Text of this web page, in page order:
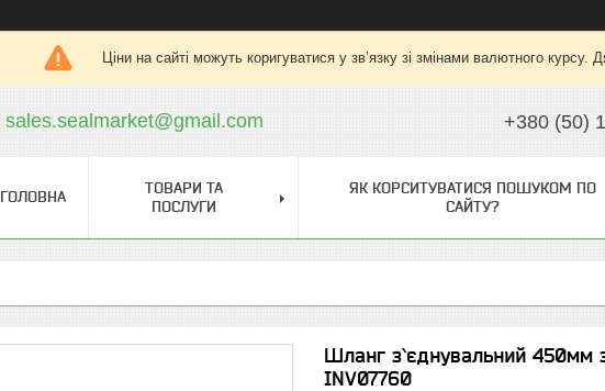
Ціни на сайті можуть коригуватися у зв’язку зі змінами валютного курсу.
sales.sealmarket@gmail.com +380 (50)
ГОЛОВНА
ТОВАРИ ТА
ПОСЛУГИ
ЯК КОРСИТУВАТИСЯ ПОШУКОМ ПО
САЙТУ?
Шланг з`єднувальний 450мм
INV07760